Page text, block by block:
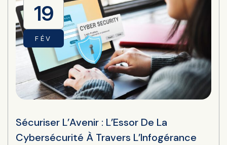
19
FÉV
Sécuriser L’Avenir : L’Essor De La
Cybersécurité À Travers L’Infogérance